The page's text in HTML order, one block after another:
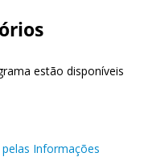
estão disponíveis
Informações